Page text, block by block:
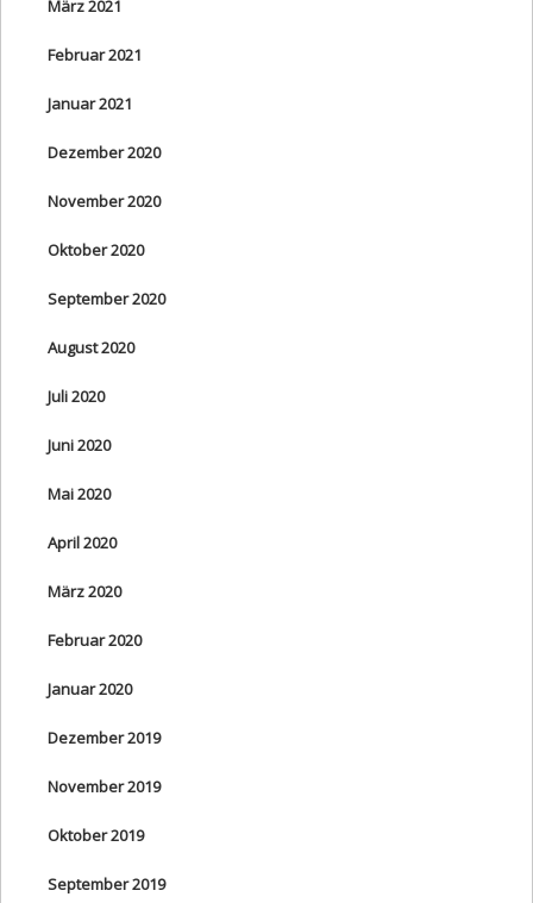
März 2021
Februar 2021
Januar 2021
Dezember 2020
November 2020
Oktober 2020
September 2020
August 2020
Juli 2020
Juni 2020
Mai 2020
April 2020
März 2020
Februar 2020
Januar 2020
Dezember 2019
November 2019
Oktober 2019
September 2019